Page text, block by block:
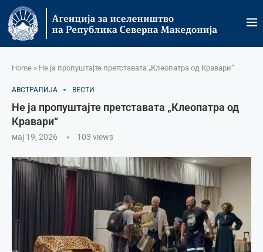
Home » Не ја пропуштајте претставата „Клеопатра од Кравари“
АВСТРАЛИЈА ВЕСТИ
Не ја пропуштајте претставата „Клеопатра од
Кравари“
мај 19, 2026 103 views